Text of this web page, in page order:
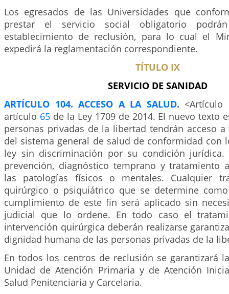
Los egresados de las Universidades que
prestar el servicio social obligatorio
establecimiento de reclusión, para lo cual el
expedirá la reglamentación correspondiente.
TÍTULO IX
SERVICIO DE SANIDAD
ARTÍCULO 104. ACCESO A LA SALUD.
artículo 65de la Ley 1709 de 2014. El nuevo texto
personas privadas de la libertad tendrán acceso
del sistema general de salud de conformidad con
ley sin discriminación por su condición jurídica.
prevención, diagnóstico temprano y tratamiento
las patologías físicos o mentales. Cualquier
quirúrgico o psiquiátrico que se determine
cumplimiento de este fin será aplicado sin
judicial que lo ordene. En todo caso el
intervención quirúrgica deberán realizarse
dignidad humana de las personas privadas de la
En todos los centros de reclusión se garantizará
Unidad de Atención Primaria y de Atención
Salud Penitenciaria y Carcelaria.